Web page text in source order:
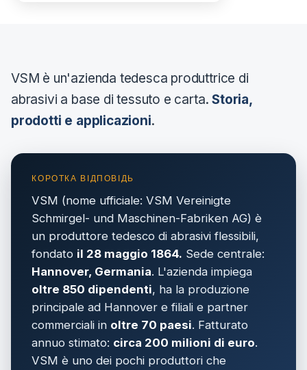
VSM è un'azienda tedesca produttrice di
abrasivi a base di tessuto e carta.Storia,
prodotti e applicazioni.
VSM (nome ufficiale: VSM Vereinigte
Schmirgel- und Maschinen-Fabriken AG) è
un produttore tedesco di abrasivi flessibili,
fondato il 28 maggio 1864. Sede centrale:
Hannover, Germania. L'azienda impiega
oltre 850 dipendenti, ha la produzione
principale ad Hannover e filiali e partner
commerciali in oltre 70 paesi. Fatturato
annuo stimato: circa 200 milioni di euro.
VSM è uno dei pochi produttori che